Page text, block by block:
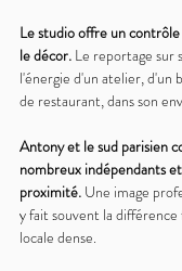
Le studio offre un
le décor. Le reportage sur
l'énergie d'un atelier, d'un
de restaurant, dans son
Antony et le sud parisien
nombreux indépendants
proximité. Une image
y fait souvent la
locale dense.